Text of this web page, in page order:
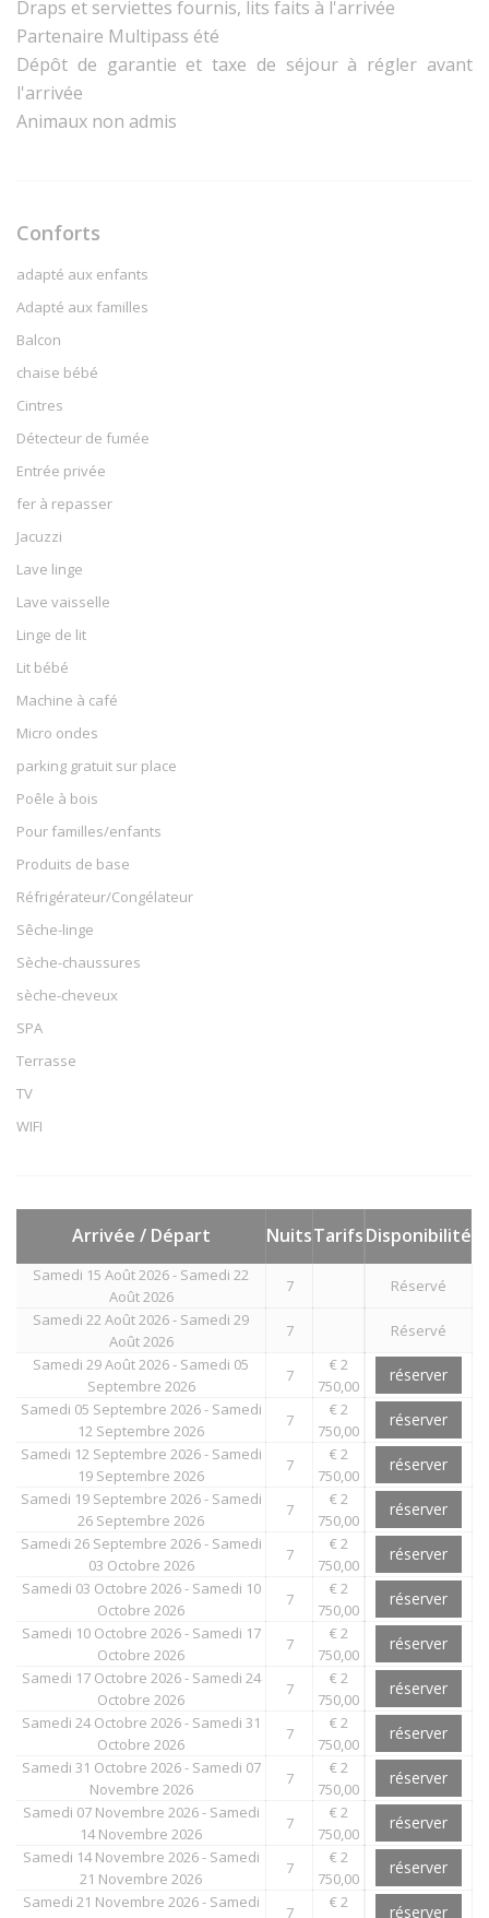
Draps et serviettes fournis, lits faits à l'arrivée
Partenaire Multipass été
Dépôt de garantie et taxe de séjour à régler avant
l'arrivée
Animaux non admis
Conforts
adapté aux enfants
Adapté aux familles
Balcon
chaise bébé
Cintres
Détecteur de fumée
Entrée privée
fer à repasser
Jacuzzi
Lave linge
Lave vaisselle
Linge de lit
Lit bébé
Machine à café
Micro ondes
parking gratuit sur place
Poêle à bois
Pour familles/enfants
Produits de base
Réfrigérateur/Congélateur
Sêche-linge
Sèche-chaussures
sèche-cheveux
SPA
Terrasse
TV
WIFI
Arrivée / Départ NuitsTarifsDisponibilité
Samedi 15 Août 2026 - Samedi 22
Août 2026
7
Réservé
Samedi 22 Août 2026 - Samedi 29
Août 2026
7
Réservé
Samedi 29 Août 2026 - Samedi 05
Septembre 2026
7
€ 2
750,00
réserver
Samedi 05 Septembre 2026 - Samedi
12 Septembre 2026
7
€ 2
750,00
réserver
Samedi 12 Septembre 2026 - Samedi
19 Septembre 2026
7
€ 2
750,00
réserver
Samedi 19 Septembre 2026 - Samedi
26 Septembre 2026
7
€ 2
750,00
réserver
Samedi 26 Septembre 2026 - Samedi
03 Octobre 2026
7
€ 2
750,00
réserver
Samedi 03 Octobre 2026 - Samedi 10
Octobre 2026
7
€ 2
750,00
réserver
Samedi 10 Octobre 2026 - Samedi 17
Octobre 2026
7
€ 2
750,00
réserver
Samedi 17 Octobre 2026 - Samedi 24
Octobre 2026
7
€ 2
750,00
réserver
Samedi 24 Octobre 2026 - Samedi 31
Octobre 2026
7
€ 2
750,00
réserver
Samedi 31 Octobre 2026 - Samedi 07
Novembre 2026
7
€ 2
750,00
réserver
Samedi 07 Novembre 2026 - Samedi
14 Novembre 2026
7
€ 2
750,00
réserver
Samedi 14 Novembre 2026 - Samedi
21 Novembre 2026
7
€ 2
750,00
réserver
Samedi 21 Novembre 2026 - Samedi
7
€ 2
réserver